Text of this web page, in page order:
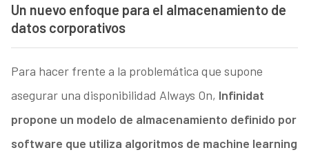
Un nuevo enfoque para el almacenamiento de
datos corporativos
Para hacer frente a la problemática que supone
asegurar una disponibilidad Always On, Infinidat
propone un modelo de almacenamiento definido por
software que utiliza algoritmos de machine learning